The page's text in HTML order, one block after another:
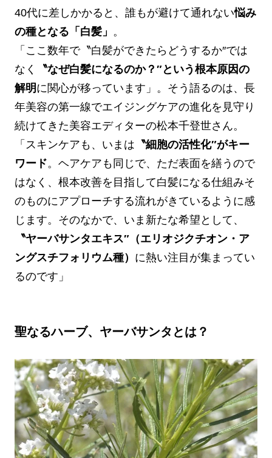
40代に差しかかると、誰もが避けて通れない悩み
の種となる「白髪」 。
「ここ数年で〝白髪ができたらどうするか″では
なく
〝なぜ白髪になるのか？″という根本原因の
解明 に関心が移っています」。そう語るのは、長
年美容の第一線でエイジングケアの進化を見守り
続けてきた美容エディターの松本千登世さん。
「スキンケアも、いまは 〝細胞の活性化″がキー
ワード。ヘアケアも同じで、ただ表面を繕うので
はなく、根本改善を目指して白髪になる仕組みそ
のものにアプローチする流れがきているように感
じます。そのなかで、いま新たな希望として、
〝ヤーバサンタエキス″（エリオジクチオン・ア
ングスチフォリウム種） に熱い注目が集まってい
るのです」
聖なるハーブ、ヤーバサンタとは？